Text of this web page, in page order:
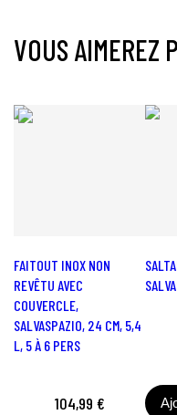
VOUS AIMEREZ
FAITOUT INOX NON
REVÊTU AVEC
COUVERCLE,
SALVASPAZIO, 24 CM, 5,4
L, 5 À 6 PERS
104,99 €